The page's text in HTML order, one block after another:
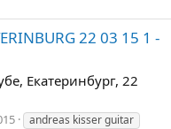
22 03 15 1 -
Екатеринбург, 22
andreas kisser guitar